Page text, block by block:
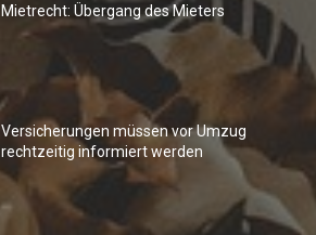
Mietrecht: Übergang des Mieters
Versicherungen müssen vor Umzug
rechtzeitig informiert werden